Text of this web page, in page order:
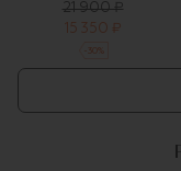
21 900 ₽
15 350 ₽
%